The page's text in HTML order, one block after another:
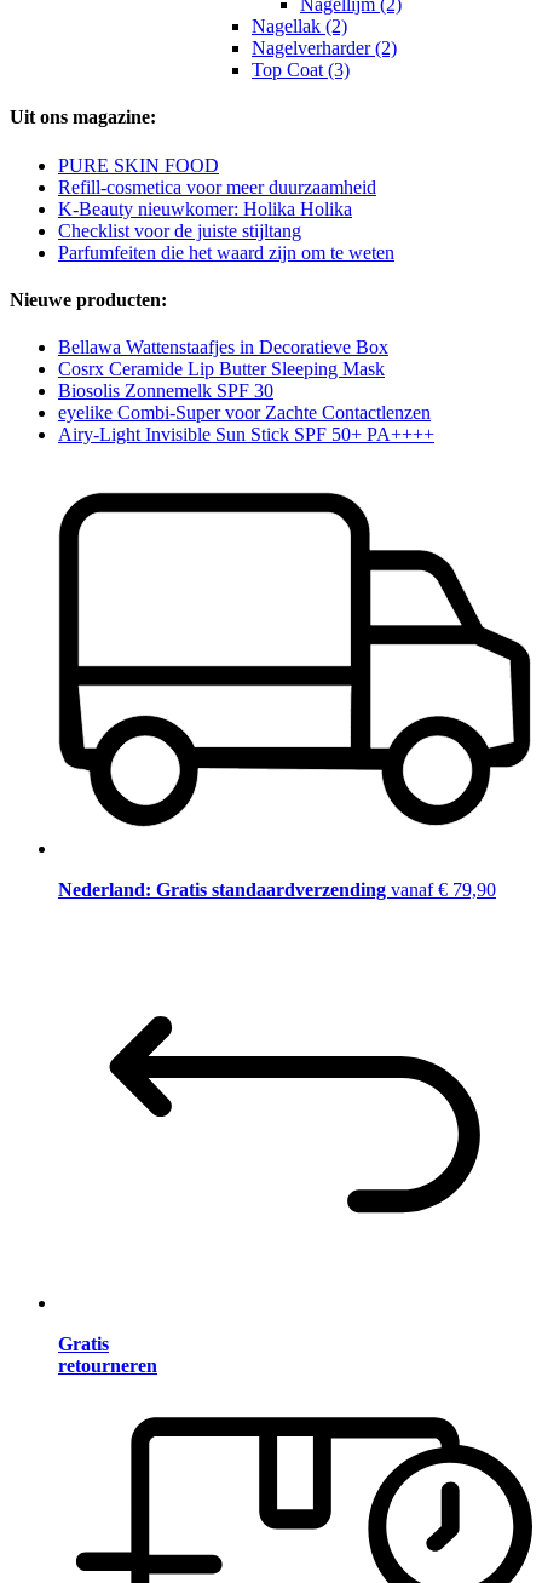
Nagellijm (2)
Nagellak (2)
Nagelverharder (2)
Top Coat (3)
Uit ons magazine:
PURE SKIN FOOD
Refill-cosmetica voor meer duurzaamheid
K-Beauty nieuwkomer: Holika Holika
Checklist voor de juiste stijltang
Parfumfeiten die het waard zijn om te weten
Nieuwe producten:
Bellawa Wattenstaafjes in Decoratieve Box
Cosrx Ceramide Lip Butter Sleeping Mask
Biosolis Zonnemelk SPF 30
eyelike Combi-Super voor Zachte Contactlenzen
Airy-Light Invisible Sun Stick SPF 50+ PA++++
Nederland: Gratis standaardverzending vanaf € 79,90
Gratis
retourneren